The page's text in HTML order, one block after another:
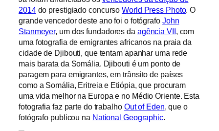
2014do prestigiado concursoWorld Press Photo. O
grande vencedor deste ano foi o fotógrafo John
Stanmeyer, um dos fundadores da agência VII, com
uma fotografia de emigrantes africanos na praia da
cidade de Djibouti, que tentam apanhar uma rede
mais barata da Somália. Djibouti é um ponto de
paragem para emigrantes, em trânsito de países
como a Somália, Eritreia e Etiópia, que procuram
uma vida melhor na Europa e no Médio Oriente. Esta
fotografia faz parte do trabalho Out of Eden, que o
fotógrafo publicou na National Geographic.